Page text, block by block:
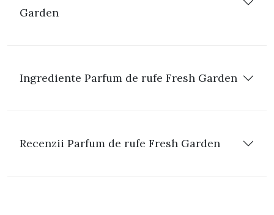
Garden
Ingrediente Parfum de rufe Fresh Garden
Recenzii Parfum de rufe Fresh Garden